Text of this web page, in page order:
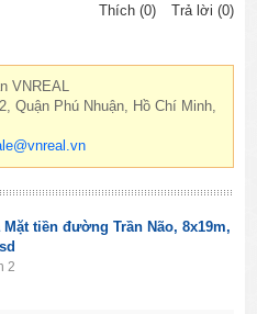
Thích (0)
Trả lời (0)
VNREAL
Quận Phú Nhuận, Hồ Chí Minh,
tiền đường Trần Não, 8x19m,
2